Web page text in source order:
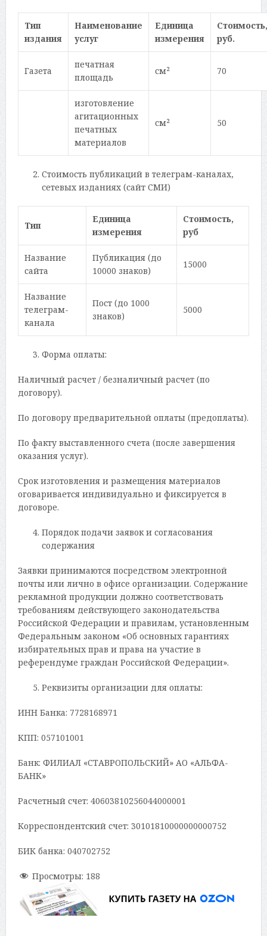
Тип
издания
Наименование
услуг
Единица
измерения
Стоимость,
руб.
Газета
печатная
площадь
см² 70
изготовление
агитационных
печатных
материалов
см² 50
Стоимость публикаций в телеграм-каналах,
сетевых изданиях (сайт СМИ)
Тип
Единица
измерения
Стоимость,
руб
Название
сайта
Публикация (до
10000 знаков)
15000
Название
телеграм-
канала
Пост (до 1000
знаков)
5000
Форма оплаты:
Наличный расчет / безналичный расчет (по
договору).
По договору предварительной оплаты (предоплаты).
По факту выставленного счета (после завершения
оказания услуг).
Срок изготовления и размещения материалов
оговаривается индивидуально и фиксируется в
договоре.
Порядок подачи заявок и согласования
содержания
Заявки принимаются посредством электронной
почты или лично в офисе организации. Содержание
рекламной продукции должно соответствовать
требованиям действующего законодательства
Российской Федерации и правилам, установленным
Федеральным законом «Об основных гарантиях
избирательных прав и права на участие в
референдуме граждан Российской Федерации».
Реквизиты организации для оплаты:
ИНН Банка: 7728168971
КПП: 057101001
Банк: ФИЛИАЛ «СТАВРОПОЛЬСКИЙ» АО «АЛЬФА-
БАНК»
Расчетный счет: 40603810256044000001
Корреспондентский счет: 30101810000000000752
БИК банка: 040702752
Просмотры: 188